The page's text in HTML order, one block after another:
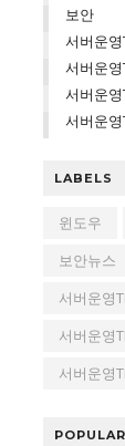
보안
서버운영
서버운영
서버운영
서버운영
LABELS
윈도우
보안뉴스
서버운영
서버운영
서버운영
POPULAR